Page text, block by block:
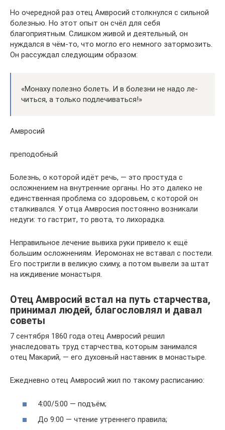
Но очередной раз отец Амвросий столкнулся с сильной
болезнью. Но этот опыт он счёл для себя
благоприятным. Слишком живой и деятельный, он
нуждался в чём-то, что могло его немного затормозить.
Он рассуждал следующим образом:
«Мо­на­ху по­лез­но бо­леть. И в бо­лез­ни не на­до ле­
чить­ся, а толь­ко под­ле­чи­вать­ся!»
Амвросий
преподобный
Болезнь, о которой идёт речь, — это простуда с
осложнением на внутренние органы. Но это далеко не
единственная проблема со здоровьем, с которой он
сталкивался. У отца Амвросия постоянно возникали
недуги: то гастрит, то рвота, то лихорадка.
Неправильное лечение вывиха руки привело к ещё
большим осложнениям. Иеромонах не вставал с постели.
Его постригли в великую схиму, а потом вывели за штат
на иждивение монастыря.
Отец Амвросий встал на путь старчества,
принимал людей, благословлял и давал
советы
7 сентября 1860 года отец Амвросий решил
унаследовать труд старчества, которым занимался
отец Макарий, — его духовный наставник в монастыре.
Ежедневно отец Амвросий жил по такому расписанию:
4:00/5:00 — подъём;
До 9:00 — чтение утреннего правила;